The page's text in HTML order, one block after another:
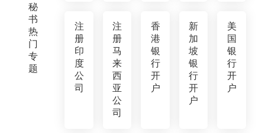
秘
书
热
门
专
题
注
册
印
度
公
司
注
册
马
来
西
亚
公
司
香
港
银
行
开
户
新
加
坡
银
行
开
户
美
国
银
行
开
户